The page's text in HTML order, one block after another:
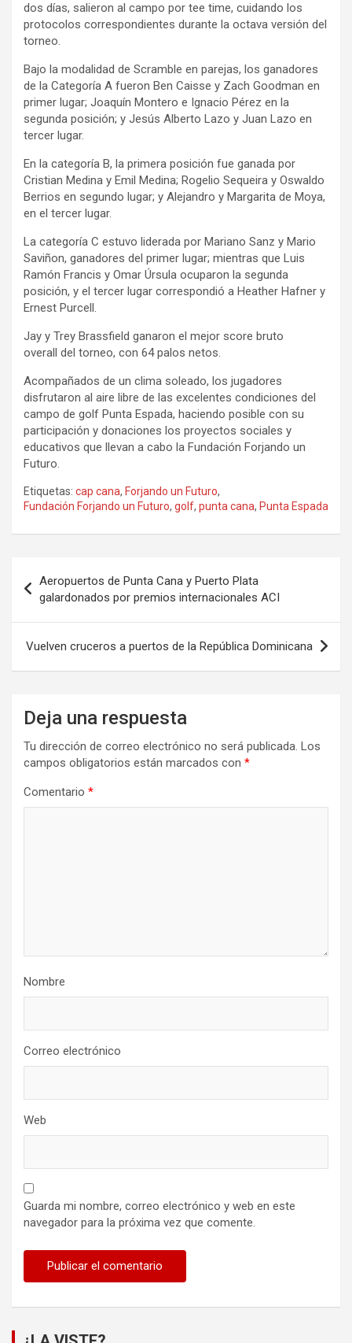
dos días, salieron al campo por tee time, cuidando los
protocolos correspondientes durante la octava versión del
torneo.
Bajo la modalidad de Scramble en parejas, los ganadores
de la Categoría A fueron Ben Caisse y Zach Goodman en
primer lugar; Joaquín Montero e Ignacio Pérez en la
segunda posición; y Jesús Alberto Lazo y Juan Lazo en
tercer lugar.
En la categoría B, la primera posición fue ganada por
Cristian Medina y Emil Medina; Rogelio Sequeira y Oswaldo
Berrios en segundo lugar; y Alejandro y Margarita de Moya,
en el tercer lugar.
La categoría C estuvo liderada por Mariano Sanz y Mario
Saviñon, ganadores del primer lugar; mientras que Luis
Ramón Francis y Omar Úrsula ocuparon la segunda
posición, y el tercer lugar correspondió a Heather Hafner y
Ernest Purcell.
Jay y Trey Brassfield ganaron el mejor score bruto
overall del torneo, con 64 palos netos.
Acompañados de un clima soleado, los jugadores
disfrutaron al aire libre de las excelentes condiciones del
campo de golf Punta Espada, haciendo posible con su
participación y donaciones los proyectos sociales y
educativos que llevan a cabo la Fundación Forjando un
Futuro.
Etiquetas: cap cana, Forjando un Futuro,
Fundación Forjando un Futuro, golf, punta cana, Punta Espada
de
entradas
Aeropuertos de Punta Cana y Puerto Plata
galardonados por premios internacionales ACI
Vuelven cruceros a puertos de la República Dominicana
Deja una respuesta
Tu dirección de correo electrónico no será publicada. Los
campos obligatorios están marcados con *
Comentario *
Nombre
Correo electrónico
Web
Guarda mi nombre, correo electrónico y web en este
navegador para la próxima vez que comente.